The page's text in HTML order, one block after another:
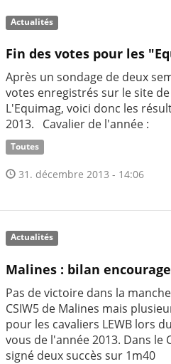
Actualités
Fin des votes pour les
Après un sondage de deux
votes enregistrés sur le site
L'Equimag, voici donc les
2013. Cavalier de l'année :
Toutes
31. décembre 2013 - 14:06
Actualités
Malines : bilan
Pas de victoire dans la
CSIW5 de Malines mais
pour les cavaliers LEWB lors
vous de l'année 2013. Dans le
signé deux succès sur 1m40